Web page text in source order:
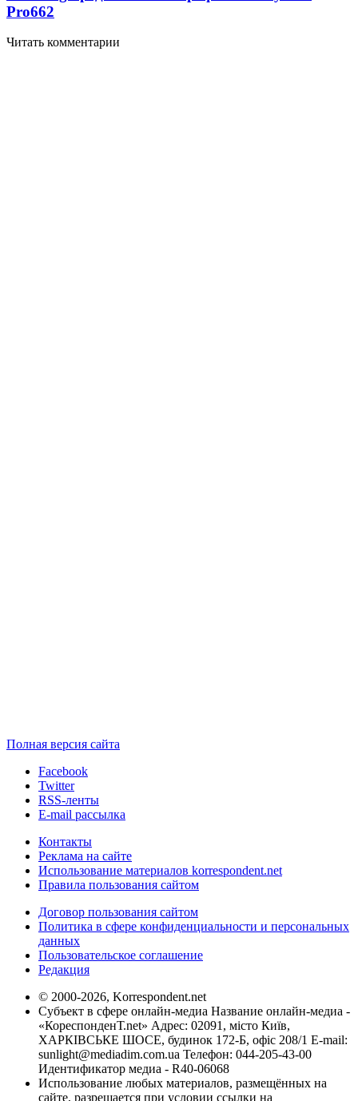
Pro662
Читать комментарии
Полная версия сайта
Facebook
Twitter
RSS-ленты
E-mail рассылка
Контакты
Реклама на сайте
Использование материалов korrespondent.net
Правила пользования сайтом
Договор пользования сайтом
Политика в сфере конфиденциальности и персональных
данных
Пользовательское соглашение
Редакция
© 2000-2026, Korrespondent.net
Субъект в сфере онлайн-медиа Название онлайн-медиа -
«КореспонденТ.net» Адрес: 02091, місто Київ,
ХАРКІВСЬКЕ ШОСЕ, будинок 172-Б, офіс 208/1 E-mail:
sunlight@mediadim.com.ua Телефон: 044-205-43-00
Идентификатор медиа - R40-06068
Использование любых материалов, размещённых на
сайте, разрешается при условии ссылки на